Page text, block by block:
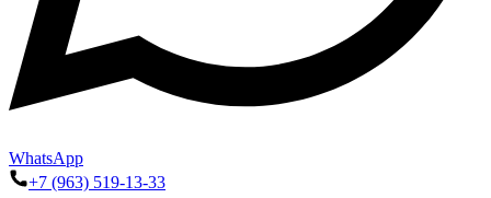
WhatsApp
+7 (963) 519-13-33